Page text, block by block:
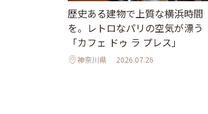
歴史ある建物で上質な横浜時間
を。レトロなパリの空気が漂う
「カフェ ドゥ ラ プレス」
神奈川県 2026.07.26